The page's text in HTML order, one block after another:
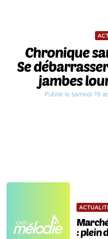
Chronique
Se
jambes
Publié le samedi 19
: plein